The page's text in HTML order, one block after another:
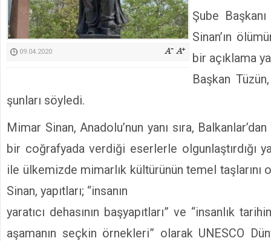
Kimyasallardan Koruma Derneği Başkanı Cennet Çelik
09.04.2020
Şube
Sinan’ın
bir açıklama
Başkan
şunları söyledi.
Mimar Sinan, Anadolu’nun yanı sıra,
bir coğrafyada verdiği eserlerle olgunlaştırdığı
ile ülkemizde mimarlık kültürünün temel taşlarını
Sinan, yapıtları; “insanın
yaratıcı dehasının başyapıtları” ve “insanlık
aşamanın seçkin örnekleri” olarak UNESCO